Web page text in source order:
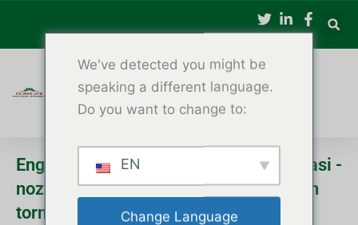
Eng yaxshi CNC yog'och torna mashinasi -
noziklik uchun eng yaxshi CNC yog'och
torna kompaniyalari
We've detected you might be
speaking a different language.
Do you want to change to:
EN
Change Language